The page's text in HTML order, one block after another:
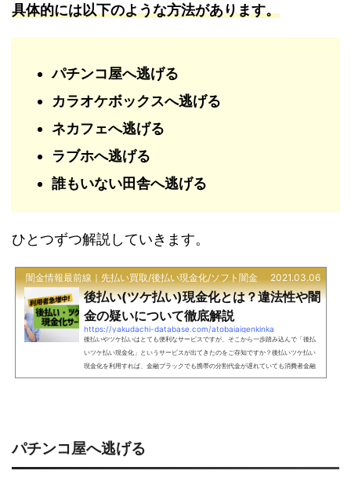
具体的には以下のような方法があります。
パチンコ屋へ逃げる
カラオケボックスへ逃げる
ネカフェへ逃げる
ラブホへ逃げる
誰もいない田舎へ逃げる
ひとつずつ解説していきます。
闇金情報最前線｜先払い買取/後払い現金化/ソフト闇金 2021.03.06
後払い(ツケ払い)現金化とは？違法性や闇
金の疑いについて徹底解説
https://yakudachi-database.com/atobaiaigenkinka
後払いやツケ払いはとても便利なサービスですが、そこから一歩踏み込んで「後払
いツケ払い現金化」というサービスが出てきたのをご存知ですか？後払いツケ払い
現金化を利用すれば、金融ブラックでも携帯の分割代金が遅れていても消費者金融
が貸してくれなくても最短即日でお金を調達することができると人気を集めていま
パチンコ屋へ逃げる